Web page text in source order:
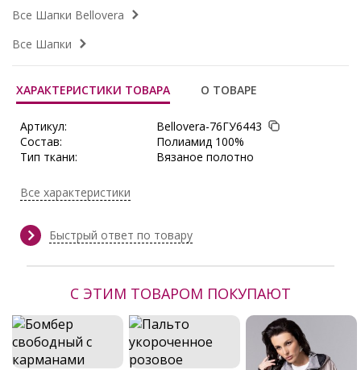
Все Шапки Bellovera
Все Шапки
ХАРАКТЕРИСТИКИ ТОВАРА О ТОВАРЕ
Артикул:
Bellovera-76ГУ6443
Состав:
Полиамид 100%
Тип ткани:
Вязаное полотно
Сезон:
Все характеристики
Быстрый ответ по товару
С ЭТИМ ТОВАРОМ ПОКУПАЮТ